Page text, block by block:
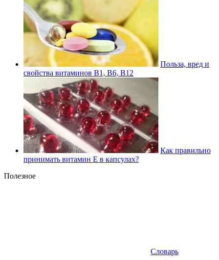
Польза, вред и
свойства витаминов В1, В6, В12
Как правильно
принимать витамин Е в капсулах?
Полезное
Словарь